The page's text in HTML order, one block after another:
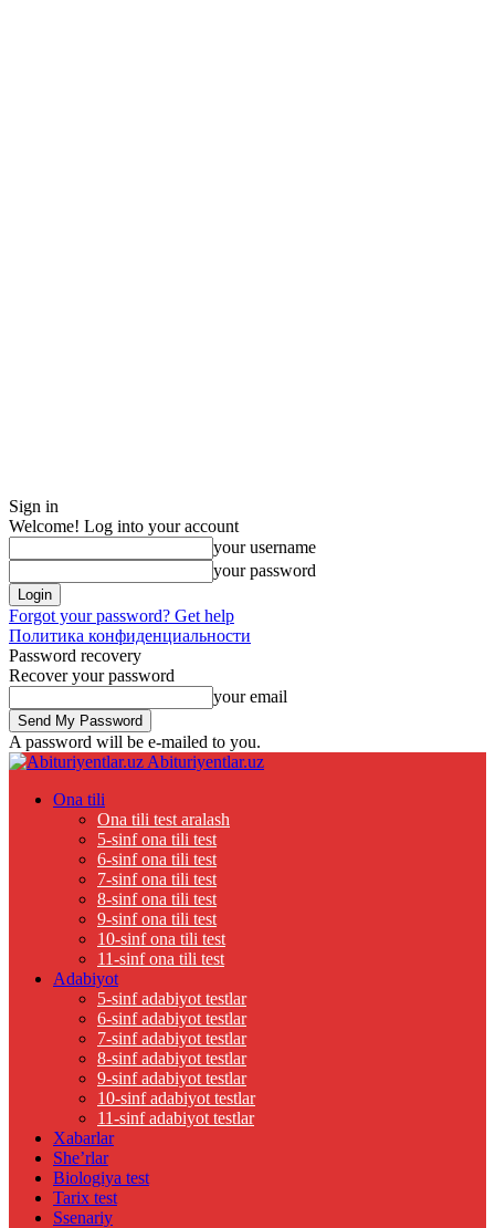
Sign in
Welcome! Log into your account
your username
your password
Forgot your password? Get help
Политика конфиденциальности
Password recovery
Recover your password
your email
A password will be e-mailed to you.
Abituriyentlar.uz
Ona tili
Ona tili test aralash
5-sinf ona tili test
6-sinf ona tili test
7-sinf ona tili test
8-sinf ona tili test
9-sinf ona tili test
10-sinf ona tili test
11-sinf ona tili test
Adabiyot
5-sinf adabiyot testlar
6-sinf adabiyot testlar
7-sinf adabiyot testlar
8-sinf adabiyot testlar
9-sinf adabiyot testlar
10-sinf adabiyot testlar
11-sinf adabiyot testlar
Xabarlar
She’rlar
Biologiya test
Tarix test
Ssenariy